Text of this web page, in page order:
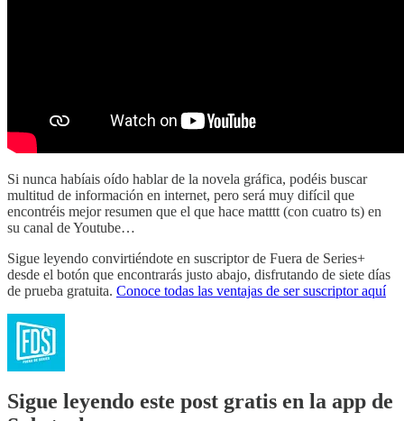
Si nunca habíais oído hablar de la novela gráfica, podéis buscar
multitud de información en internet, pero será muy difícil que
encontréis mejor resumen que el que hace matttt (con cuatro ts) en
su canal de Youtube…
Sigue leyendo convirtiéndote en suscriptor de Fuera de Series+
desde el botón que encontrarás justo abajo, disfrutando de siete días
de prueba gratuita. Conoce todas las ventajas de ser suscriptor aquí
Sigue leyendo este post gratis en la app de